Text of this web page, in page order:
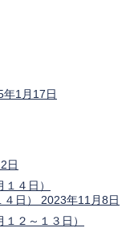
年1月17日
日
日） 2023年11月8日